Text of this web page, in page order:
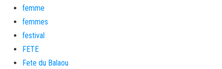
femme
femmes
festival
FETE
Fete du Balaou